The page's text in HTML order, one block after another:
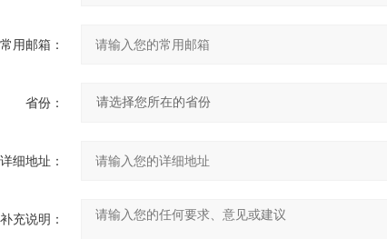
常用邮箱：
省份：
详细地址：
补充说明：